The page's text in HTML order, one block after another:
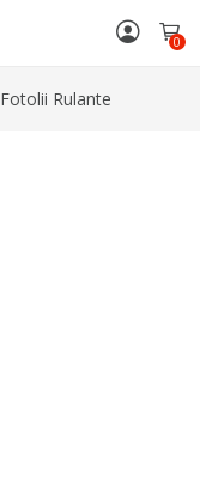
0
Fotolii Rulante